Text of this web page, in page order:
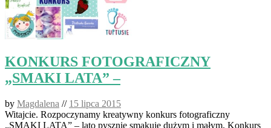
KONKURS FOTOGRAFICZNY
„SMAKI LATA” –
by Magdalena // 15 lipca 2015
Witajcie. Rozpoczynamy kreatywny konkurs fotograficzny
„SMAKI LATA” – lato pysznie smakuje dużym i małym. Konkurs